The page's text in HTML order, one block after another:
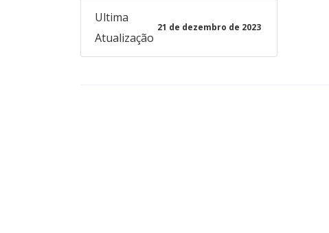
Ultima
Atualização
21 de dezembro de 2023